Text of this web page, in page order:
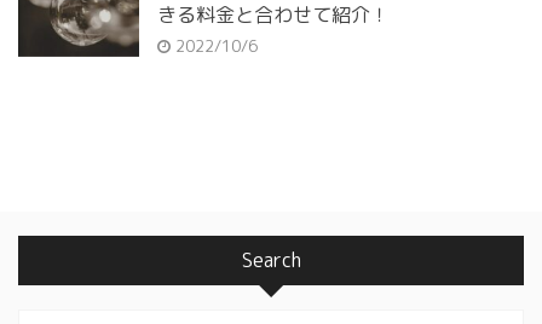
きる料金と合わせて紹介！
2022/10/6
Search